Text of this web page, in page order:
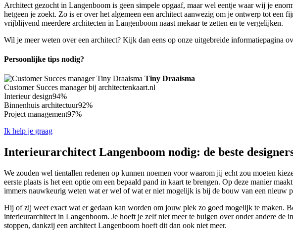
Architect gezocht in Langenboom is geen simpele opgaaf, maar wel eentje waar wij je
hetgeen je zoekt. Zo is er over het algemeen een architect aanwezig om je ontwerp tot
vrijblijvend meerdere architecten in Langenboom naast mekaar te zetten en te vergelijken.
Wil je meer weten over een architect? Kijk dan eens op onze uitgebreide informatiepagina
Persoonlijke tips nodig?
Tiny Draaisma
Customer Succes manager bij architectenkaart.nl
Interieur design94%
Binnenhuis architectuur92%
Project management97%
Ik help je graag
Interieurarchitect Langenboom nodig: de beste
We zouden wel tientallen redenen op kunnen noemen voor waarom jij echt zou moeten
eerste plaats is het een optie om een bepaald pand in kaart te brengen. Op deze manier
immers nauwkeurig weten wat er wel of wat er niet mogelijk is bij de bouw van een nieuw
Hij of zij weet exact wat er gedaan kan worden om jouw plek zo goed mogelijk te maken.
interieurarchitect in Langenboom. Je hoeft je zelf niet meer te buigen over onder andere
stoppen, dankzij een architect Langenboom hoeft dit dan ook niet meer.